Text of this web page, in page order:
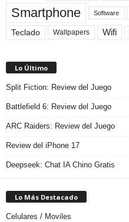
Smartphone Software
Teclado Wallpapers Wifi
Lo Último
Split Fiction: Review del Juego
Battlefield 6: Review del Juego
ARC Raiders: Review del Juego
Review del iPhone 17
Deepseek: Chat IA Chino Gratis
Lo Más Destacado
Celulares / Moviles